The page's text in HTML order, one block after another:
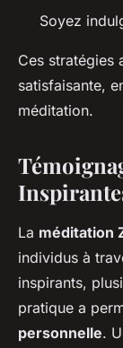
Soyez
Ces stratégies
satisfaisante,
méditation.
La méditation
individus à
inspirants,
pratique a
personnelle.